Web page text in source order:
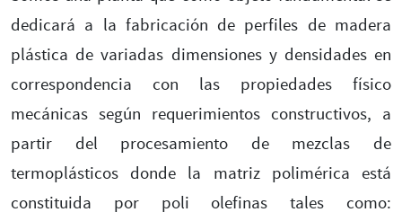
dedicará a la fabricación de perfiles de madera
plástica de variadas dimensiones y densidades en
correspondencia con las propiedades físico
mecánicas según requerimientos constructivos, a
partir del procesamiento de mezclas de
termoplásticos donde la matriz polimérica está
constituida por poli olefinas tales como: